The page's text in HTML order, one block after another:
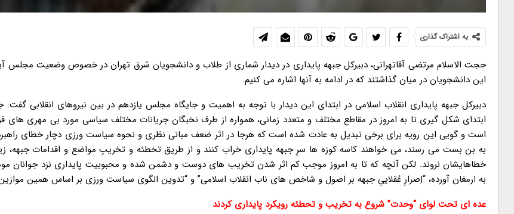
به اشتراک گذاری
حجت الاسلام مرتضی آقاتهرانی، دبیرکل جبهه پایداری در دیدار شماری از طلاب و دانشجویان شرق تهران در خصوص وضعیت مجلس
این دانشجویان در میان گذاشتند که در ادامه به آنها اشاره می کنیم.
دبیرکل جبهه پایداری انقلاب اسلامی در ابتدای این دیدار با توجه به اهمیت و جایگاه مجلس یازدهم در بین نیروهای انقلابی گفت:
ابتدای شکل گیری تا به امروز در مقاطع مختلف و متعدد زمانی، همواره از طرف نخبگان جریانات مختلف سیاسی مورد بی مهری های
است و گویی این رویه برای برخی تبدیل به عادت شده است که هرجا در اثر ضعف مبانی نظری و نحوه سیاست ورزی دچار خطای
به بن بست می رسند، می خواهند کاسه کوزه ها سرِ جبهه پایداری خراب کنند و از طریق تخطئه و تخریبِ مواضع و اقدامات جبهه،
خطاهایشان نروند. لکن آنچه که تا به امروز موجب کم اثر شدن تخریب های دوست و دشمن شده و محبوبیت پایداری نزد جوانان
به ارمغان آورده، “اِصرارِ عُقلاییِ جبهه بر اصول و شاخص های ناب انقلاب اسلامی” و “تدوین الگوی سیاست ورزی بر اساس همین
عده ای تحت لوای “وحدت” شروع به تخریب و تحطئه رویکرد پایداری کردند